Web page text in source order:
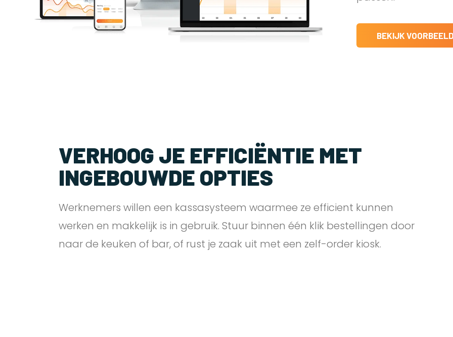
BEKIJK
VERHOOG JE EFFICIËNTIE MET
INGEBOUWDE OPTIES
Werknemers willen een kassasysteem waarmee ze efficient kunnen
werken en makkelijk is in gebruik. Stuur binnen één klik bestellingen door
naar de keuken of bar, of rust je zaak uit met een zelf-order kiosk.